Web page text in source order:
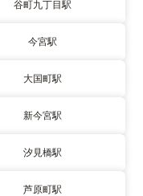
谷町九丁目駅
今宮駅
大国町駅
新今宮駅
汐見橋駅
芦原町駅